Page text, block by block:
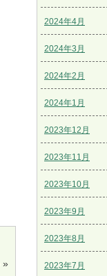
»
2024年4月
2024年3月
2024年2月
2024年1月
2023年12月
2023年11月
2023年10月
2023年9月
2023年8月
2023年7月